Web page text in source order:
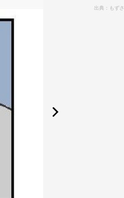
出典：もず